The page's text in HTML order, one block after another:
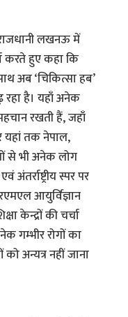
लखनऊ में
करते हुए कहा कि
अब ‘चिकित्सा हब’
है। यहाँ अनेक
रखती हैं, जहाँ
यहां तक नेपाल,
से भी अनेक लोग
स्पर पर
आयुर्विज्ञान
केन्द्रों की चर्चा
गम्भीर रोगों का
अन्यत्र नहीं जाना